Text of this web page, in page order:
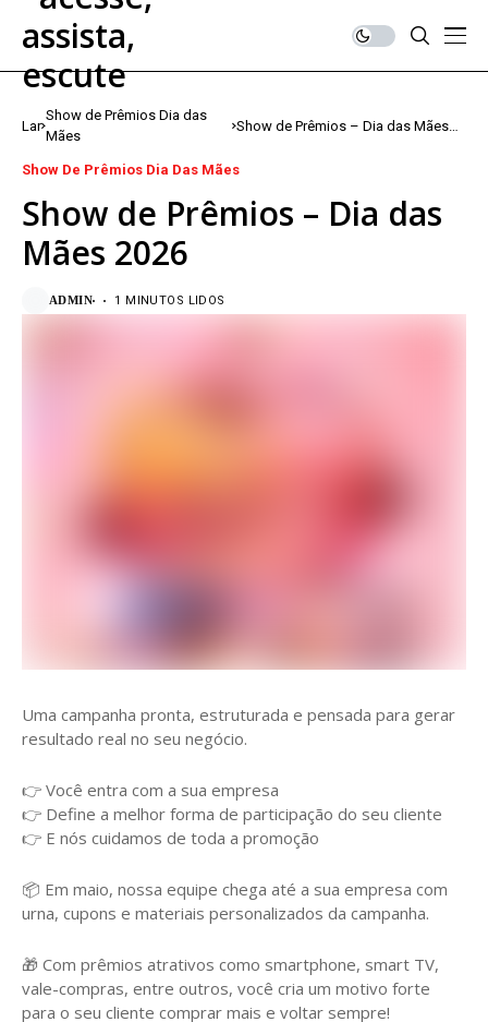
Lar
Show de Prêmios Dia das
Mães
Show de Prêmios – Dia das Mães
Show De Prêmios Dia Das Mães
Show de Prêmios – Dia das
Mães 2026
ADMIN 1 MINUTOS LIDOS
Uma campanha pronta, estruturada e pensada para gerar
resultado real no seu negócio.
👉 Você entra com a sua empresa
👉 Define a melhor forma de participação do seu cliente
👉 E nós cuidamos de toda a promoção
📦 Em maio, nossa equipe chega até a sua empresa com
urna, cupons e materiais personalizados da campanha.
🎁 Com prêmios atrativos como smartphone, smart TV,
vale-compras, entre outros, você cria um motivo forte
para o seu cliente comprar mais e voltar sempre!